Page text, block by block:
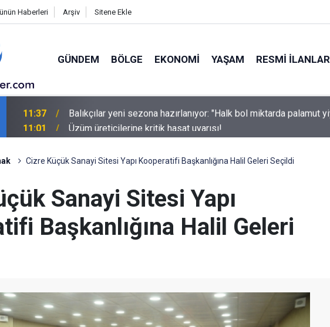
Haberleri Arşiv Sitene Ekle
GÜNDEM BÖLGE EKONOMI YAŞAM RESMI İLANLAR
11:01 Üzüm üreticilerine kritik hasat uyarısı!
Cizre Küçük Sanayi Sitesi Yapı Kooperatifi Başkanlığına Halil Geleri Seçildi
Sanayi Sitesi Yapı
Başkanlığına Halil Geleri